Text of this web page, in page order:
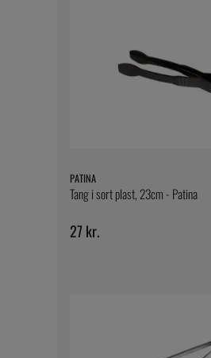
PATINA
Tang i sort plast, 23cm - Patina
27 kr.